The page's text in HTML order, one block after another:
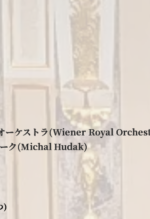
ーケストラ(Wiener Royal
ーク(Michal Hudak)
)